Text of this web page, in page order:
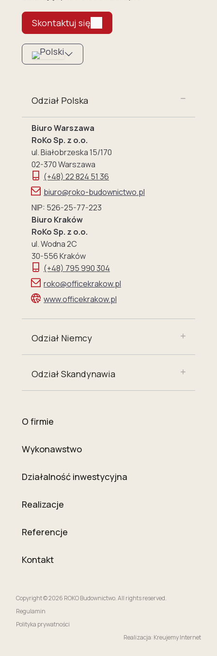
Skontaktuj się
Odział Polska
Biuro Warszawa
RoKo Sp. z o.o.
ul. Białobrzeska 15/170
02-370 Warszawa
(+48) 22 824 51 36
biuro@roko-budownictwo.pl
NIP: 526-25-77-223
Biuro Kraków
RoKo Sp. z o.o.
ul. Wodna 2C
30-556 Kraków
(+48) 795 990 304
roko@officekrakow.pl
www.officekrakow.pl
Odział Niemcy
Odział Skandynawia
O firmie
Wykonawstwo
Działalność inwestycyjna
Realizacje
Referencje
Kontakt
Copyright © 2026 ROKO Budownictwo. All rights reserved.
Regulamin
Polityka prywatności
Realizacja: Kreujemy Internet